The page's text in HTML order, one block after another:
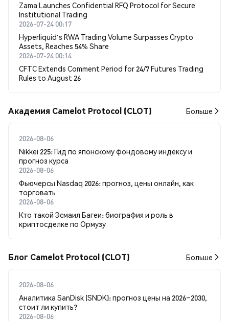
Zama Launches Confidential RFQ Protocol for Secure
Institutional Trading
2026-07-24 00:17
Hyperliquid's RWA Trading Volume Surpasses Crypto
Assets, Reaches 54% Share
2026-07-24 00:14
CFTC Extends Comment Period for 24/7 Futures Trading
Rules to August 26
Академия Camelot Protocol (CLOT) Больше
2026-08-06
Nikkei 225: Гид по японскому фондовому индексу и
прогноз курса
2026-08-06
Фьючерсы Nasdaq 2026: прогноз, цены онлайн, как
торговать
2026-08-06
Кто такой Эсмаил Багеи: биография и роль в
криптосделке по Ормузу
Блог Camelot Protocol (CLOT) Больше
2026-08-06
Аналитика SanDisk (SNDK): прогноз цены на 2026–2030,
стоит ли купить?
2026-08-06